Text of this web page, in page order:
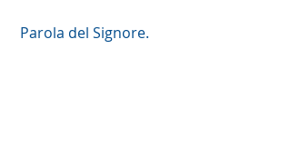
Parola del Signore.